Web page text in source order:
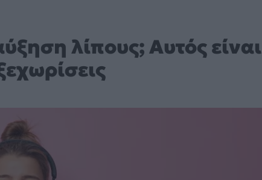
λίπους; Αυτός είναι